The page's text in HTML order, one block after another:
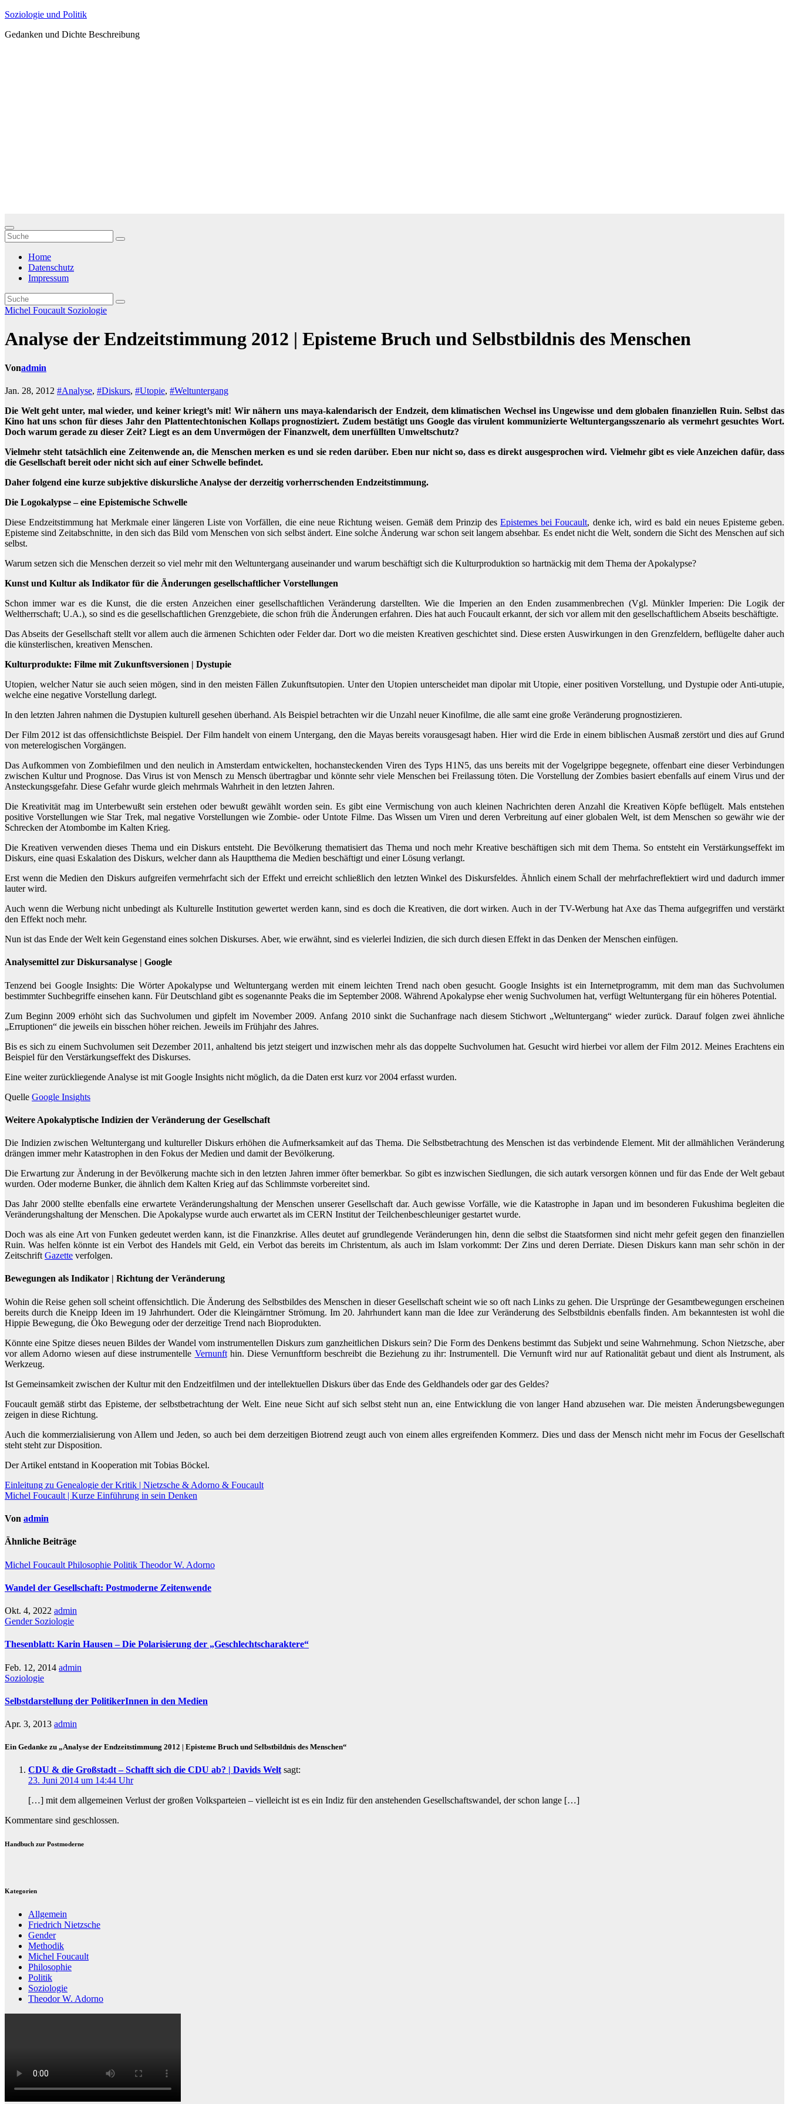
Zum
springen
Soziologie und Politik
Gedanken und Dichte Beschreibung
Home
Datenschutz
Impressum
Michel Foucault Soziologie
Analyse der Endzeitstimmung 2012 | Episteme Bruch und Selbstbildnis des Menschen
Vonadmin
Jan. 28, 2012 #Analyse, #Diskurs, #Utopie, #Weltuntergang
Die Welt geht unter, mal wieder, und keiner kriegt’s mit! Wir nähern uns maya-kalendarisch der Endzeit, dem klimatischen Wechsel ins Ungewisse und dem globalen finanziellen Ruin. Selbst das
Kino hat uns schon für dieses Jahr den Plattentechtonischen Kollaps prognostiziert. Zudem bestätigt uns Google das virulent kommunizierte Weltuntergangsszenario als vermehrt gesuchtes Wort.
Doch warum gerade zu dieser Zeit? Liegt es an dem Unvermögen der Finanzwelt, dem unerfüllten Umweltschutz?
Vielmehr steht tatsächlich eine Zeitenwende an, die Menschen merken es und sie reden darüber. Eben nur nicht so, dass es direkt ausgesprochen wird. Vielmehr gibt es viele Anzeichen dafür, dass
die Gesellschaft bereit oder nicht sich auf einer Schwelle befindet.
Daher folgend eine kurze subjektive diskursliche Analyse der derzeitig vorherrschenden Endzeitstimmung.
Die Logokalypse – eine Epistemische Schwelle
Diese Endzeitstimmung hat Merkmale einer längeren Liste von Vorfällen, die eine neue Richtung weisen. Gemäß dem Prinzip desEpistemes bei Foucault, denke ich, wird es bald ein neues Episteme geben.
Episteme sind Zeitabschnitte, in den sich das Bild vom Menschen von sich selbst ändert. Eine solche Änderung war schon seit langem absehbar. Es endet nicht die Welt, sondern die Sicht des Menschen auf sich
selbst.
Warum setzen sich die Menschen derzeit so viel mehr mit den Weltuntergang auseinander und warum beschäftigt sich die Kulturproduktion so hartnäckig mit dem Thema der Apokalypse?
Kunst und Kultur als Indikator für die Änderungen gesellschaftlicher Vorstellungen
Schon immer war es die Kunst, die die ersten Anzeichen einer gesellschaftlichen Veränderung darstellten. Wie die Imperien an den Enden zusammenbrechen (Vgl. Münkler Imperien: Die Logik der
Weltherrschaft; U.A.), so sind es die gesellschaftlichen Grenzgebiete, die schon früh die Änderungen erfahren. Dies hat auch Foucault erkannt, der sich vor allem mit den gesellschaftlichem Abseits beschäftigte.
Das Abseits der Gesellschaft stellt vor allem auch die ärmenen Schichten oder Felder dar. Dort wo die meisten Kreativen geschichtet sind. Diese ersten Auswirkungen in den Grenzfeldern, beflügelte daher auch
die künsterlischen, kreativen Menschen.
Kulturprodukte: Filme mit Zukunftsversionen | Dystupie
Utopien, welcher Natur sie auch seien mögen, sind in den meisten Fällen Zukunftsutopien. Unter den Utopien unterscheidet man dipolar mit Utopie, einer positiven Vorstellung, und Dystupie oder Anti-utupie,
welche eine negative Vorstellung darlegt.
In den letzten Jahren nahmen die Dystupien kulturell gesehen überhand. Als Beispiel betrachten wir die Unzahl neuer Kinofilme, die alle samt eine große Veränderung prognostizieren.
Der Film 2012 ist das offensichtlichste Beispiel. Der Film handelt von einem Untergang, den die Mayas bereits vorausgesagt haben. Hier wird die Erde in einem biblischen Ausmaß zerstört und dies auf Grund
von meterelogischen Vorgängen.
Das Aufkommen von Zombiefilmen und den neulich in Amsterdam entwickelten, hochansteckenden Viren des Typs H1N5, das uns bereits mit der Vogelgrippe begegnete, offenbart eine dieser Verbindungen
zwischen Kultur und Prognose. Das Virus ist von Mensch zu Mensch übertragbar und könnte sehr viele Menschen bei Freilassung töten. Die Vorstellung der Zombies basiert ebenfalls auf einem Virus und der
Ansteckungsgefahr. Diese Gefahr wurde gleich mehrmals Wahrheit in den letzten Jahren.
Die Kreativität mag im Unterbewußt sein erstehen oder bewußt gewählt worden sein. Es gibt eine Vermischung von auch kleinen Nachrichten deren Anzahl die Kreativen Köpfe beflügelt. Mals entstehen
positive Vorstellungen wie Star Trek, mal negative Vorstellungen wie Zombie- oder Untote Filme. Das Wissen um Viren und deren Verbreitung auf einer globalen Welt, ist dem Menschen so gewähr wie der
Schrecken der Atombombe im Kalten Krieg.
Die Kreativen verwenden dieses Thema und ein Diskurs entsteht. Die Bevölkerung thematisiert das Thema und noch mehr Kreative beschäftigen sich mit dem Thema. So entsteht ein Verstärkungseffekt im
Diskurs, eine quasi Eskalation des Diskurs, welcher dann als Hauptthema die Medien beschäftigt und einer Lösung verlangt.
Erst wenn die Medien den Diskurs aufgreifen vermehrfacht sich der Effekt und erreicht schließlich den letzten Winkel des Diskursfeldes. Ähnlich einem Schall der mehrfachreflektiert wird und dadurch immer
lauter wird.
Auch wenn die Werbung nicht unbedingt als Kulturelle Institution gewertet werden kann, sind es doch die Kreativen, die dort wirken. Auch in der TV-Werbung hat Axe das Thema aufgegriffen und verstärkt
den Effekt noch mehr.
Nun ist das Ende der Welt kein Gegenstand eines solchen Diskurses. Aber, wie erwähnt, sind es vielerlei Indizien, die sich durch diesen Effekt in das Denken der Menschen einfügen.
Analysemittel zur Diskursanalyse | Google
Tenzend bei Google Insights: Die Wörter Apokalypse und Weltuntergang werden mit einem leichten Trend nach oben gesucht. Google Insights ist ein Internetprogramm, mit dem man das Suchvolumen
bestimmter Suchbegriffe einsehen kann. Für Deutschland gibt es sogenannte Peaks die im September 2008. Während Apokalypse eher wenig Suchvolumen hat, verfügt Weltuntergang für ein höheres Potential.
Zum Beginn 2009 erhöht sich das Suchvolumen und gipfelt im November 2009. Anfang 2010 sinkt die Suchanfrage nach diesem Stichwort „Weltuntergang“ wieder zurück. Darauf folgen zwei ähnliche
„Erruptionen“ die jeweils ein bisschen höher reichen. Jeweils im Frühjahr des Jahres.
Bis es sich zu einem Suchvolumen seit Dezember 2011, anhaltend bis jetzt steigert und inzwischen mehr als das doppelte Suchvolumen hat. Gesucht wird hierbei vor allem der Film 2012. Meines Erachtens ein
Beispiel für den Verstärkungseffekt des Diskurses.
Eine weiter zurückliegende Analyse ist mit Google Insights nicht möglich, da die Daten erst kurz vor 2004 erfasst wurden.
Quelle Google Insights
Weitere Apokalyptische Indizien der Veränderung der Gesellschaft
Die Indizien zwischen Weltuntergang und kultureller Diskurs erhöhen die Aufmerksamkeit auf das Thema. Die Selbstbetrachtung des Menschen ist das verbindende Element. Mit der allmählichen Veränderung
drängen immer mehr Katastrophen in den Fokus der Medien und damit der Bevölkerung.
Die Erwartung zur Änderung in der Bevölkerung machte sich in den letzten Jahren immer öfter bemerkbar. So gibt es inzwischen Siedlungen, die sich autark versorgen können und für das Ende der Welt gebaut
wurden. Oder moderne Bunker, die ähnlich dem Kalten Krieg auf das Schlimmste vorbereitet sind.
Das Jahr 2000 stellte ebenfalls eine erwartete Veränderungshaltung der Menschen unserer Gesellschaft dar. Auch gewisse Vorfälle, wie die Katastrophe in Japan und im besonderen Fukushima begleiten die
Veränderungshaltung der Menschen. Die Apokalypse wurde auch erwartet als im CERN Institut der Teilchenbeschleuniger gestartet wurde.
Doch was als eine Art von Funken gedeutet werden kann, ist die Finanzkrise. Alles deutet auf grundlegende Veränderungen hin, denn die selbst die Staatsformen sind nicht mehr gefeit gegen den finanziellen
Ruin. Was helfen könnte ist ein Verbot des Handels mit Geld, ein Verbot das bereits im Christentum, als auch im Islam vorkommt: Der Zins und deren Derriate. Diesen Diskurs kann man sehr schön in der
Zeitschrift Gazette verfolgen.
Bewegungen als Indikator | Richtung der Veränderung
Wohin die Reise gehen soll scheint offensichtlich. Die Änderung des Selbstbildes des Menschen in dieser Gesellschaft scheint wie so oft nach Links zu gehen. Die Ursprünge der Gesamtbewegungen erscheinen
bereits durch die Kneipp Ideen im 19 Jahrhundert. Oder die Kleingärntner Strömung. Im 20. Jahrhundert kann man die Idee zur Veränderung des Selbstbildnis ebenfalls finden. Am bekanntesten ist wohl die
Hippie Bewegung, die Öko Bewegung oder der derzeitige Trend nach Bioprodukten.
Könnte eine Spitze dieses neuen Bildes der Wandel vom instrumentellen Diskurs zum ganzheitlichen Diskurs sein? Die Form des Denkens bestimmt das Subjekt und seine Wahrnehmung. Schon Nietzsche, aber
vor allem Adorno wiesen auf diese instrumentelle Vernunfthin. Diese Vernunftform beschreibt die Beziehung zu ihr: Instrumentell. Die Vernunft wird nur auf Rationalität gebaut und dient als Instrument, als
Werkzeug.
Ist Gemeinsamkeit zwischen der Kultur mit den Endzeitfilmen und der intellektuellen Diskurs über das Ende des Geldhandels oder gar des Geldes?
Foucault gemäß stirbt das Episteme, der selbstbetrachtung der Welt. Eine neue Sicht auf sich selbst steht nun an, eine Entwicklung die von langer Hand abzusehen war. Die meisten Änderungsbewegungen
zeigen in diese Richtung.
Auch die kommerzialisierung von Allem und Jeden, so auch bei dem derzeitigen Biotrend zeugt auch von einem alles ergreifenden Kommerz. Dies und dass der Mensch nicht mehr im Focus der Gesellschaft
steht steht zur Disposition.
Der Artikel entstand in Kooperation mit Tobias Böckel.
Beitragsnavigation
Einleitung zu Genealogie der Kritik | Nietzsche & Adorno & Foucault
Michel Foucault | Kurze Einführung in sein Denken
Von admin
Ähnliche Beiträge
Michel Foucault Philosophie Politik Theodor W. Adorno
Wandel der Gesellschaft: Postmoderne Zeitenwende
Okt. 4, 2022 admin
Gender Soziologie
Thesenblatt: Karin Hausen – Die Polarisierung der „Geschlechtscharaktere“
Feb. 12, 2014 admin
Soziologie
Selbstdarstellung der PolitikerInnen in den Medien
Apr. 3, 2013 admin
Ein Gedanke zu „Analyse der Endzeitstimmung 2012 | Episteme Bruch und Selbstbildnis des Menschen“
CDU & die Großstadt – Schafft sich die CDU ab? | Davids Welt sagt:
23. Juni 2014 um 14:44 Uhr
[…] mit dem allgemeinen Verlust der großen Volksparteien – vielleicht ist es ein Indiz für den anstehenden Gesellschaftswandel, der schon lange […]
Kommentare sind geschlossen.
Handbuch zur Postmoderne
Kategorien
Allgemein
Friedrich Nietzsche
Gender
Methodik
Michel Foucault
Philosophie
Politik
Soziologie
Theodor W. Adorno